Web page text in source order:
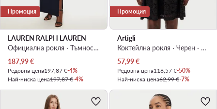
Промоция
LAUREN RALPH LAUREN
Официална рокля · Тъмносин · Макси
Актуална цена
187,99€
Редовна цена197,87 €-4%
Най-ниска цена197,87 €-4%
Промоция
Artigli
Коктейлна рокля · Черен · Мини
Актуална цена
57,99€
Редовна цена116,57 €-50%
Най-ниска цена62,99 €-7%